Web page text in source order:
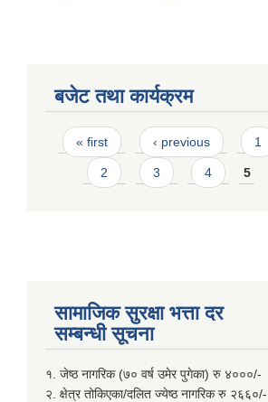
बजेट तथा कार्यक्रम
Pages
« first ‹ previous 1
2 3 4 5
सामाजिक सुरक्षा भत्ता दर
सम्बन्धी सूचना
१. जेष्ठ नागरिक (७० वर्ष उमेर पुगेका) रु ४०००/-
२. क्षेत्र तोकिएका/दलित ज्येष्ठ नागरिक रु २६६०/-